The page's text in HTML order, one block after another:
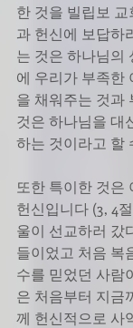
한 것을 빌립보
과 헌신에 보답하
는 것은 하나님의
에 우리가 부족한
을 채워주는 것과
것은 하나님을 대
하는 것이라고 할
또한 특이한 것은
헌신입니다 (3, 4
울이 선교하러 갔
들이었고 처음 복
수를 믿었던 사람
은 처음부터 지금
께 헌신적으로 사